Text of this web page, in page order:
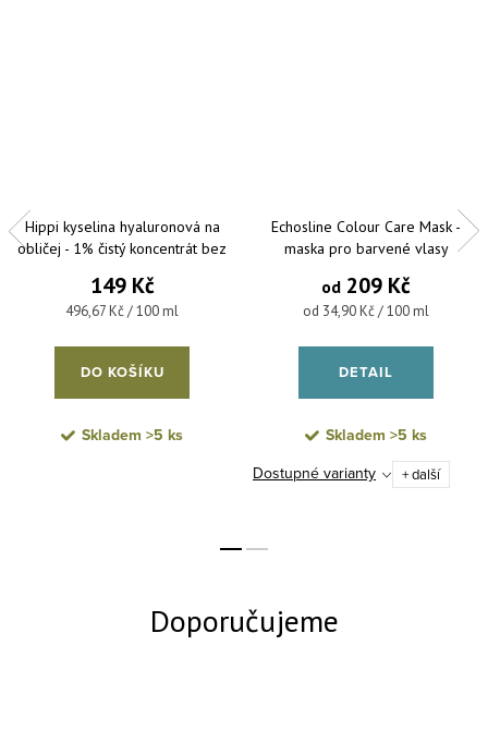
Hippi kyselina hyaluronová na
obličej - 1% čistý koncentrát bez
149 Kč
Měrná cena:
496,67 Kč / 100 ml
DO KOŠÍKU
Skladem >5 ks
Echosline Colour Care Mask -
maska pro barvené vlasy
od 209 Kč
Měrná cena:
od 34,90 Kč / 100 ml
DETAIL
Skladem >5 ks
Dostupné varianty
+ další